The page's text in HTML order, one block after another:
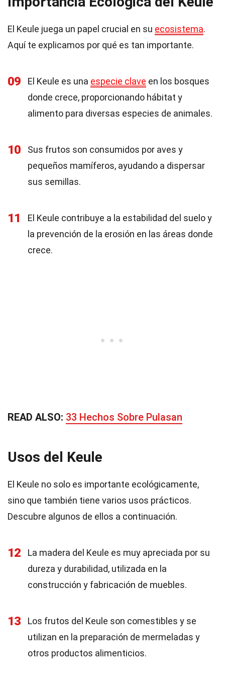
El Keule juega un papel crucial en su ecosistema.
Aquí te explicamos por qué es tan importante.
09 El Keule es una especie clave en los bosques
donde crece, proporcionando hábitat y
alimento para diversas especies de animales.
10
Sus frutos son consumidos por aves y
pequeños mamíferos, ayudando a dispersar
sus semillas.
11
El Keule contribuye a la estabilidad del suelo y
la prevención de la erosión en las áreas donde
crece.
READ ALSO: 33 Hechos Sobre Pulasan
Usos del Keule
El Keule no solo es importante ecológicamente,
sino que también tiene varios usos prácticos.
Descubre algunos de ellos a continuación.
12
La madera del Keule es muy apreciada por su
dureza y durabilidad, utilizada en la
construcción y fabricación de muebles.
13
Los frutos del Keule son comestibles y se
utilizan en la preparación de mermeladas y
otros productos alimenticios.